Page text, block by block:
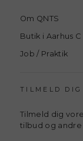
Om QNTS
Butik i Aarhus C
Job / Praktik
TILMELD DIG
Tilmeld dig
tilbud og